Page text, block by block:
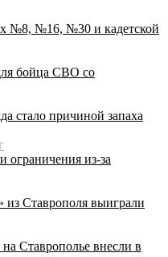
№8, №16, №30 и кадетской
бойца СВО со
стало причиной запаха
ограничения из-за
Ставрополя выиграли
Ставрополье внесли в